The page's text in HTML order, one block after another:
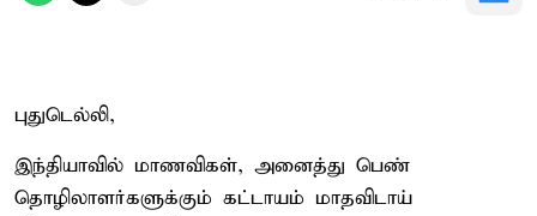
புதுடெல்லி,
இந்தியாவில் மாணவிகள், அனைத்து பெண்
தொழிலாளர்களுக்கும் கட்டாயம் மாதவிடாய்